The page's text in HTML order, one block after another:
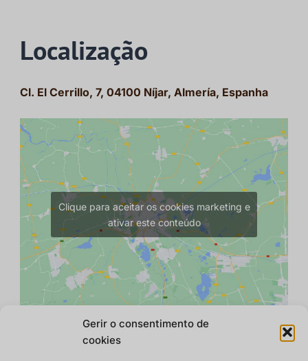
Gerir o consentimento de
cookies
Localização
Cl. El Cerrillo, 7, 04100 Níjar, Almería, Espanha
Clique para aceitar os cookies marketing e
ativar este conteúdo